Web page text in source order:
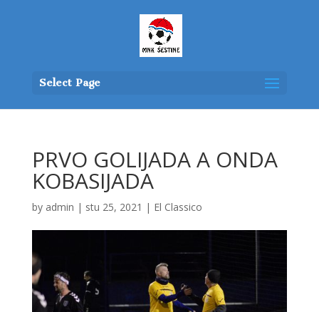
Select Page
PRVO GOLIJADA A ONDA
KOBASIJADA
by admin | stu 25, 2021 | El Classico